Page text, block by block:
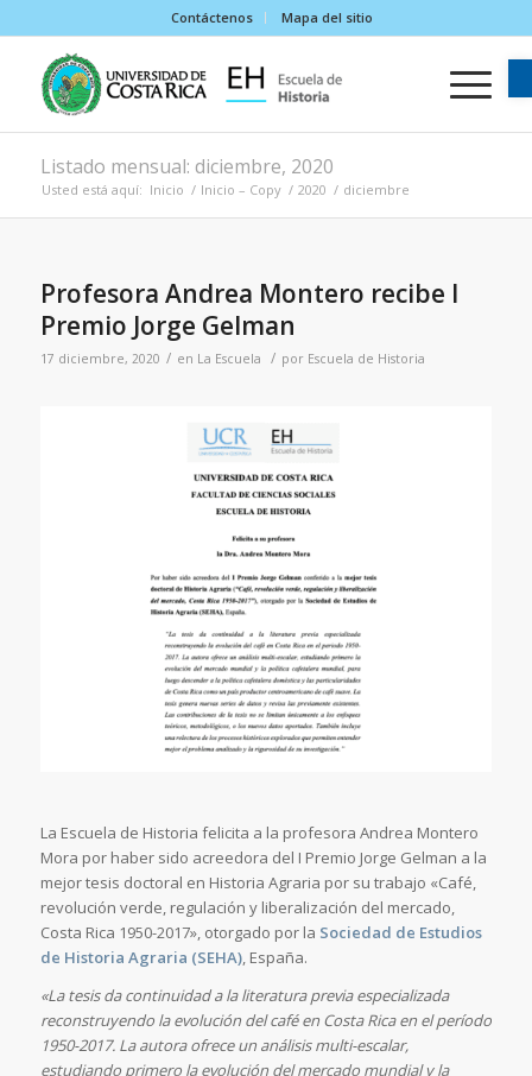
Contáctenos Mapa del sitio
Listado mensual: diciembre, 2020
Usted está aquí: Inicio / Inicio – Copy / 2020 / diciembre
Profesora Andrea Montero recibe I
Premio Jorge Gelman
17 diciembre, 2020 / en La Escuela / por Escuela de Historia
La Escuela de Historia felicita a la profesora Andrea Montero
Mora por haber sido acreedora del I Premio Jorge Gelman a la
mejor tesis doctoral en Historia Agraria por su trabajo «Café,
revolución verde, regulación y liberalización del mercado,
Costa Rica 1950-2017», otorgado por la Sociedad de Estudios
de Historia Agraria (SEHA), España.
«La tesis da continuidad a la literatura previa especializada
reconstruyendo la evolución del café en Costa Rica en el período
1950-2017. La autora ofrece un análisis multi-escalar,
estudiando primero la evolución del mercado mundial y la